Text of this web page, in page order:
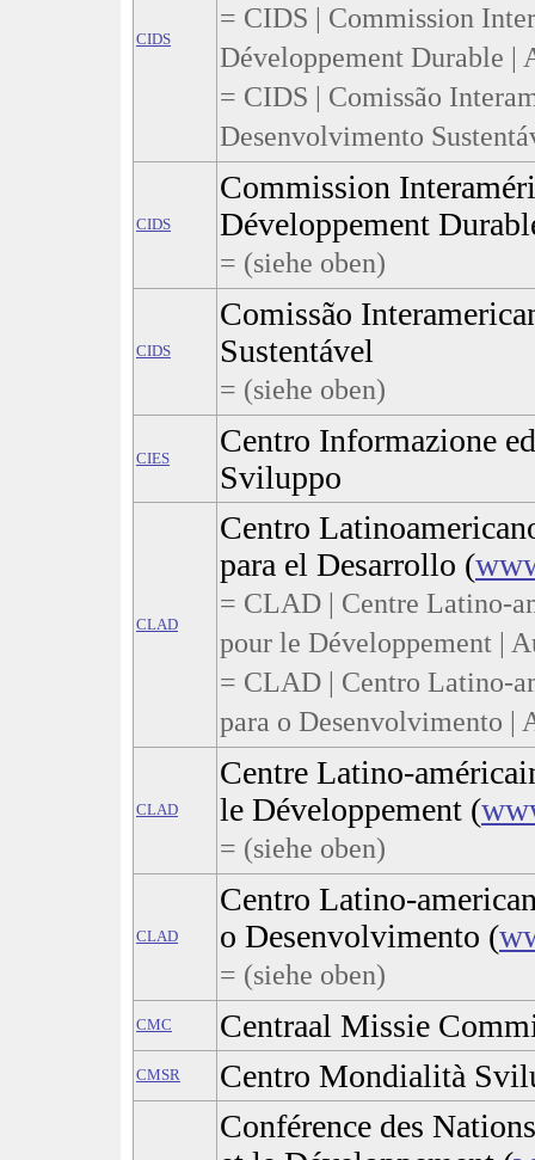
CIDS
= CIDS | Commission
Développement Durable |
= CIDS | Comissão
Desenvolvimento
CIDS
Commission
Développement
= (siehe oben)
CIDS
Comissão
Sustentável
= (siehe oben)
CIES
Centro Informazione
Sviluppo
CLAD
Centro
para el Desarrollo (
= CLAD | Centre Latino-
pour le Développement |
= CLAD | Centro Latino-
para o Desenvolvimento |
CLAD
Centre Latino-
le Développement (
= (siehe oben)
CLAD
Centro Latino-
o Desenvolvimento (
= (siehe oben)
CMC Centraal Missie
CMSR
Centro Mondialità
Conférence des